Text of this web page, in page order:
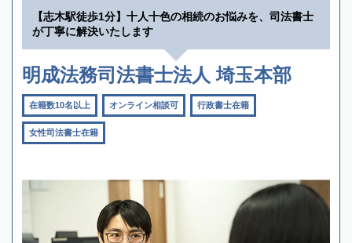
【志木駅徒歩1分】十人十色の相続のお悩みを、司法書士
が丁寧に解決いたします
明成法務司法書士法人 埼玉本部
在籍数10名以上 オンライン相談可 行政書士在籍
女性司法書士在籍